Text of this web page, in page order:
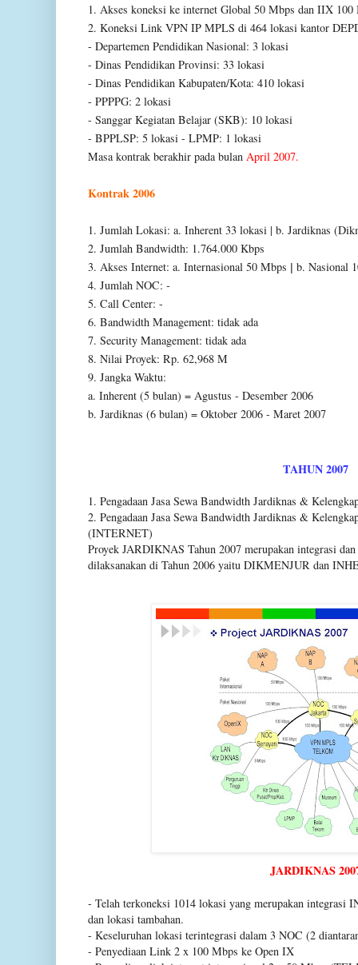
1. Akses koneksi ke internet Global 50 Mbps dan IIX 100
2. Koneksi Link VPN IP MPLS di 464 lokasi kantor
- Departemen Pendidikan Nasional: 3 lokasi
- Dinas Pendidikan Provinsi: 33 lokasi
- Dinas Pendidikan Kabupaten/Kota: 410 lokasi
- PPPPG: 2 lokasi
- Sanggar Kegiatan Belajar (SKB): 10 lokasi
- BPPLSP: 5 lokasi - LPMP: 1 lokasi
Masa kontrak berakhir pada bulan April 2007.
Kontrak 2006
1. Jumlah Lokasi: a. Inherent 33 lokasi | b. Jardiknas
2. Jumlah Bandwidth: 1.764.000 Kbps
3. Akses Internet: a. Internasional 50 Mbps | b. Nasional
4. Jumlah NOC: -
5. Call Center: -
6. Bandwidth Management: tidak ada
7. Security Management: tidak ada
8. Nilai Proyek: Rp. 62,968 M
9. Jangka Waktu:
a. Inherent (5 bulan) = Agustus - Desember 2006
b. Jardiknas (6 bulan) = Oktober 2006 - Maret 2007
TAHUN 2007
1. Pengadaan Jasa Sewa Bandwidth Jardiknas &
2. Pengadaan Jasa Sewa Bandwidth Jardiknas &
(INTERNET)
Proyek JARDIKNAS Tahun 2007 merupakan integrasi
dilaksanakan di Tahun 2006 yaitu DIKMENJUR dan
JARDIKNAS
- Telah terkoneksi 1014 lokasi yang merupakan
dan lokasi tambahan.
- Keseluruhan lokasi terintegrasi dalam 3 NOC (2
- Penyediaan Link 2 x 100 Mbps ke Open IX